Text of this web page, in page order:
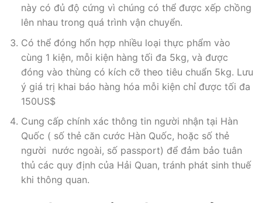
này có đủ độ cứng vì chúng có thể được xếp chồng
lên nhau trong quá trình vận chuyển.
Có thể đóng hổn hợp nhiều loại thực phẩm vào
cùng 1 kiện, mỗi kiện hàng tối đa 5kg, và được
đóng vào thùng có kích cỡ theo tiêu chuẩn 5kg. Lưu
ý giá trị khai báo hàng hóa mỗi kiện chỉ được tối đa
150US$
Cung cấp chính xác thông tin người nhận tại Hàn
Quốc ( số thẻ căn cước Hàn Quốc, hoặc số thẻ
người nước ngoài, số passport) để đảm bảo tuân
thủ các quy định của Hải Quan, tránh phát sinh thuế
khi thông quan.